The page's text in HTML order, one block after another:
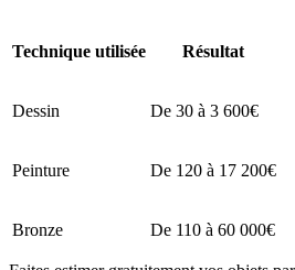
Technique utilisée Résultat
Dessin De 30 à 3 600€
Peinture De 120 à 17 200€
Bronze De 110 à 60 000€